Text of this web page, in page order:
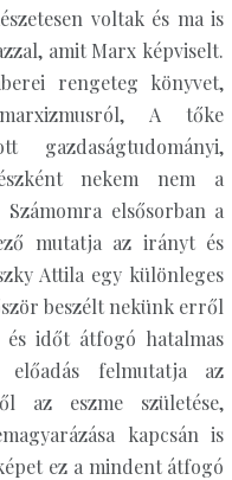
voltak és ma is
amit Marx képviselt.
rengeteg könyvet,
A tőke
gazdaságtudományi,
nekem nem a
elsősorban a
mutatja az irányt és
Attila egy különleges
beszélt nekünk erről
időt átfogó hatalmas
előadás felmutatja az
az eszme születése,
kapcsán is
ez a mindent átfogó